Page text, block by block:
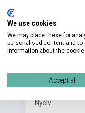
Kötés
Kiadó
Formátum
Nyelv
We use cookies
We may place these for
personalised content and to
information about the
Accept all